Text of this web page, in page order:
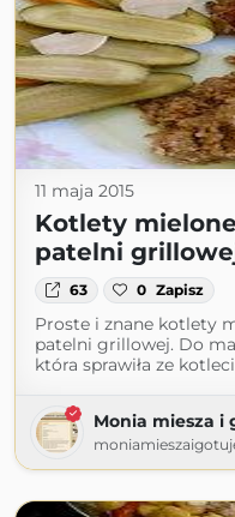
11 maja 2015
Kotlety
patelni
63 0 Zapisz
Proste i znane kotlety
patelni grillowej. Do
która sprawiła ze
Monia miesza i